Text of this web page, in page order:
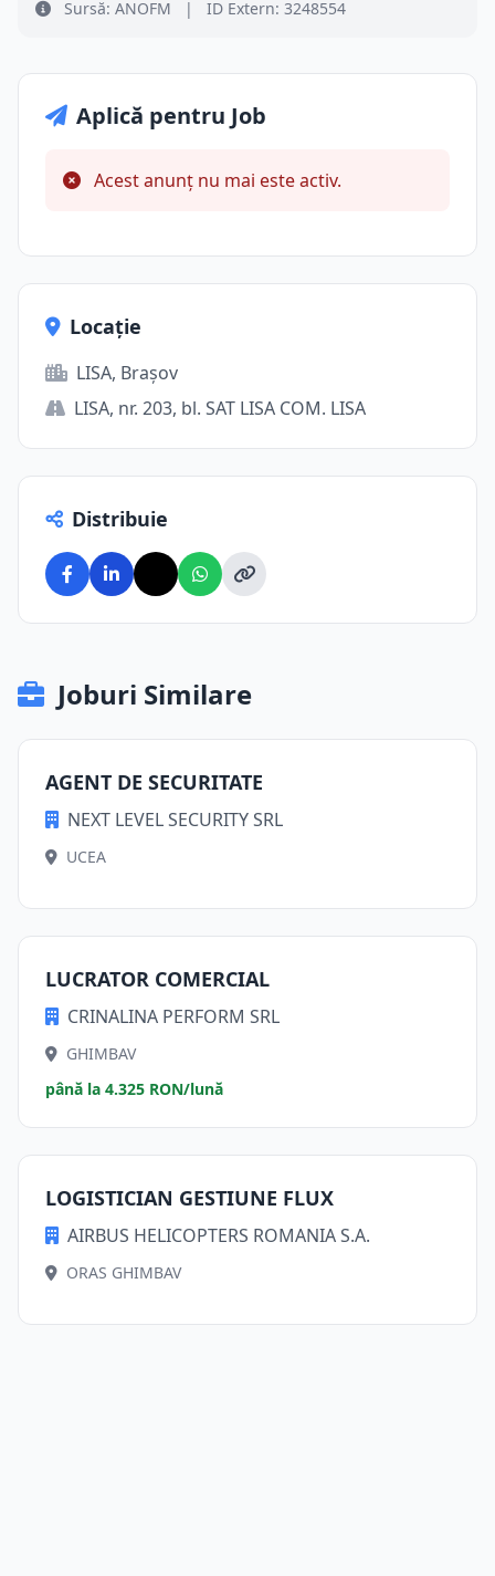
Sursă: ANOFM | ID Extern: 3248554
Aplică pentru Job
Acest anunț nu mai este activ.
Locație
LISA, Brașov
LISA, nr. 203, bl. SAT LISA COM. LISA
Distribuie
Joburi Similare
AGENT DE SECURITATE
NEXT LEVEL SECURITY SRL
UCEA
LUCRATOR COMERCIAL
CRINALINA PERFORM SRL
GHIMBAV
până la 4.325 RON/lună
LOGISTICIAN GESTIUNE FLUX
AIRBUS HELICOPTERS ROMANIA S.A.
ORAS GHIMBAV